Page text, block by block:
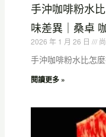
手沖咖啡粉水
味差異｜桑卓
2026 年 1 月 26 日
手沖咖啡粉水比怎
閱讀更多 »